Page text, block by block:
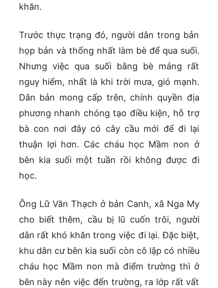
khăn.
Trước thực trạng đó, người dân trong bản
họp bản và thống nhất làm bè để qua suối.
Nhưng việc qua suối bằng bè mảng rất
nguy hiểm, nhất là khi trời mưa, gió mạnh.
Dân bản mong cấp trên, chính quyền địa
phương nhanh chóng tạo điều kiện, hỗ trợ
bà con nơi đây có cây cầu mới để đi lại
thuận lợi hơn. Các cháu học Mầm non ở
bên kia suối một tuần rồi không được đi
học.
Ông Lữ Văn Thạch ở bản Canh, xã Nga My
cho biết thêm, cầu bị lũ cuốn trôi, người
dân rất khó khăn trong việc đi lại. Đặc biệt,
khu dân cư bên kia suối còn cô lập có nhiều
cháu học Mầm non mà điểm trường thì ở
bên này nên việc đến trường, ra lớp rất vất